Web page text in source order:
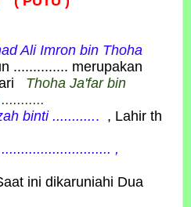
Ali Imron bin Thoha
.............. merupakan
Thoha Ja'far bin
binti ............ , Lahir th
,
ini dikaruniahi Dua